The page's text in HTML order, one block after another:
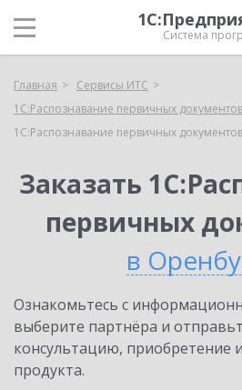
Система
Главная
Сервисы ИТС
1С:Распознавание первичных документов
1С:Распознавание первичных
Заказать
первичных
в
Ознакомьтесь с
выберите партнёра и
консультацию, приобретение
продукта.